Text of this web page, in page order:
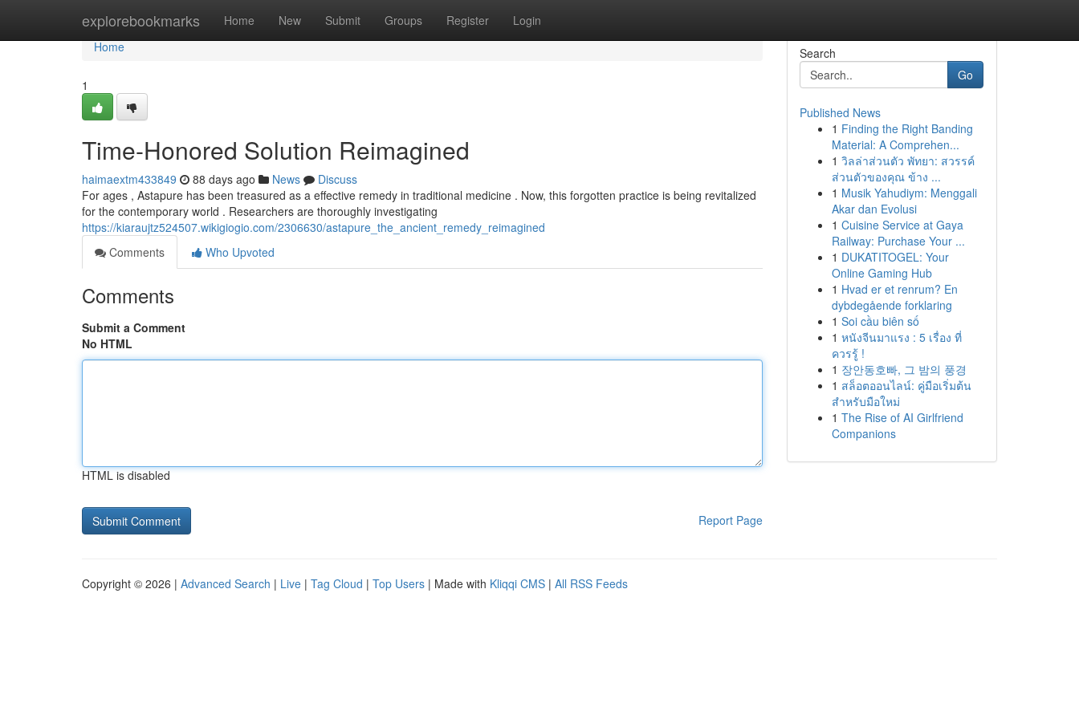
explorebookmarks Home New Submit Groups Register Login
Home
Home
1
Time-Honored Solution Reimagined
haimaextm433849 88 days ago News
Discuss
For ages , Astapure has been treasured as a effective remedy in traditional medicine . Now, this forgotten practice is being revitalized
for the contemporary world . Researchers are thoroughly investigating
https://kiaraujtz524507.wikigiogio.com/2306630/astapure_the_ancient_remedy_reimagined
Comments
Who Upvoted
Comments
Submit a Comment
No HTML
HTML is disabled
Report Page
Search
Go
Published News
1 Finding the Right Banding
Material: A Comprehen...
1 วิลล่าส่วนตัว พัทยา: สวรรค์
ส่วนตัวของคุณ ข้าง ...
1 Musik Yahudiym: Menggali
Akar dan Evolusi
1 Cuisine Service at Gaya
Railway: Purchase Your ...
1 DUKATITOGEL: Your
Online Gaming Hub
1 Hvad er et renrum? En
dybdegående forklaring
1 Soi cầu biên số
1 หนังจีนมาแรง : 5 เรื่อง ที่
ควรรู้ !
1 장안동호빠, 그 밤의 풍경
1 สล็อตออนไลน์: คู่มือเริ่มต้น
สำหรับมือใหม่
1 The Rise of AI Girlfriend
Companions
Copyright © 2026 | Advanced Search | Live | Tag Cloud | Top Users | Made with Kliqqi CMS | All RSS Feeds